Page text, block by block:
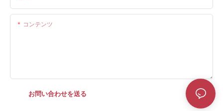
コンテンツ
お問い合わせを送る